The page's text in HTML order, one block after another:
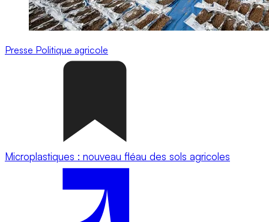
Presse Politique agricole
Microplastiques : nouveau fléau des sols agricoles